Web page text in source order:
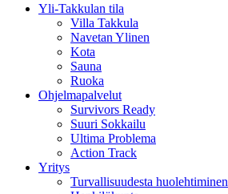
Yli-Takkulan tila
Villa Takkula
Navetan Ylinen
Kota
Sauna
Ruoka
Ohjelmapalvelut
Survivors Ready
Suuri Sokkailu
Ultima Problema
Action Track
Yritys
Turvallisuudesta huolehtiminen